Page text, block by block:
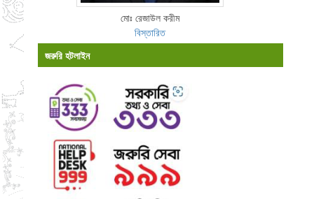
মোঃ রেজাউল করীম
বিস্তারিত
জরুরি হটলাইন